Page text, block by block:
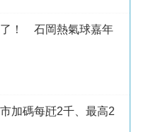
了！ 石岡熱氣球嘉年
加碼每瓩2千、最高2